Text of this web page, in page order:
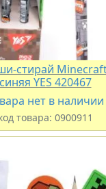
стирай
синяя YES 420467
нет в наличии
товара: 0900911